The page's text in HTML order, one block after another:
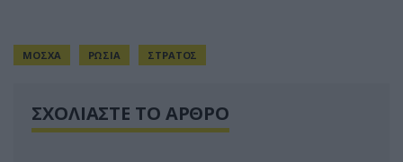
ΜΟΣΧΑ ΡΩΣΙΑ ΣΤΡΑΤΟΣ
ΣΧΟΛΙΑΣΤΕ ΤΟ ΑΡΘΡΟ